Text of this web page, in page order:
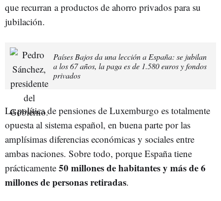
que recurran a productos de ahorro privados para su
jubilación.
Países Bajos da una lección a España: se jubilan
a los 67 años, la paga es de 1.580 euros y fondos
privados
La política de pensiones de Luxemburgo es totalmente
opuesta al sistema español, en buena parte por las
amplísimas diferencias económicas y sociales entre
ambas naciones. Sobre todo, porque España tiene
prácticamente 50 millones de habitantes y más de 6
millones de personas retiradas.